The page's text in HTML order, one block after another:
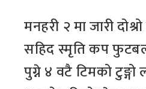
मनहरी २ मा जारी
सहिद स्मृति कप
पुग्ने ४ वटै टिमको